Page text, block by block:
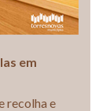
em
recolha e